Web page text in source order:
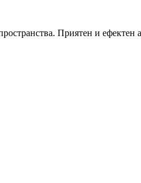
Приятен и ефектен